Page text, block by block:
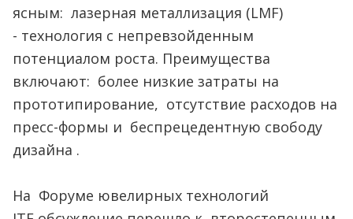
ясным: лазерная металлизация (LMF)
- технология с непревзойденным
потенциалом роста. Преимущества
включают: более низкие затраты на
прототипирование, отсутствие расходов на
пресс-формы и беспрецедентную свободу
дизайна .
На Форуме ювелирных технологий